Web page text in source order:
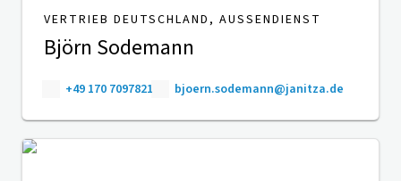
VERTRIEB DEUTSCHLAND, AUSSENDIENST
Björn Sodemann
+49 170 7097821 bjoern.sodemann@janitza.de